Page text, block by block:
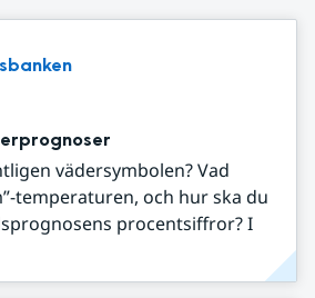
vädersymbolen? Vad
temperaturen, och hur ska du
procentsiffror? I